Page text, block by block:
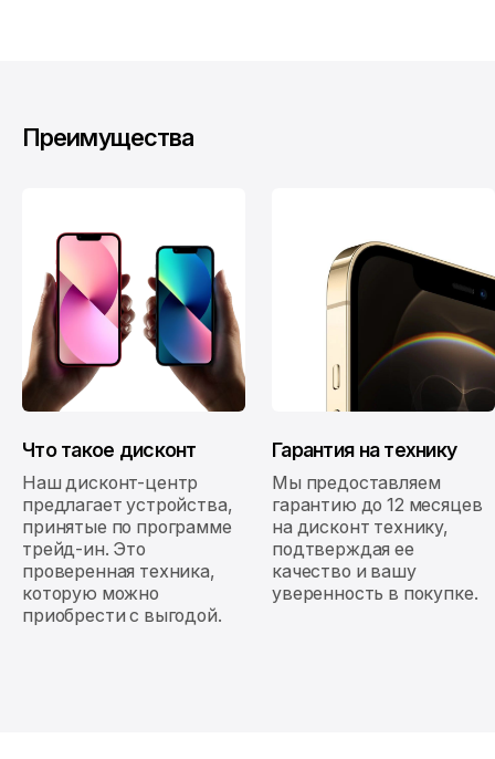
Преимущества
Что такое дисконт
Наш дисконт-центр
предлагает устройства,
принятые по программе
трейд-ин. Это
проверенная техника,
которую можно
приобрести с выгодой.
Гарантия на технику
Мы предоставляем
гарантию до 12 месяцев
на дисконт технику,
подтверждая ее
качество и вашу
уверенность в покупке.